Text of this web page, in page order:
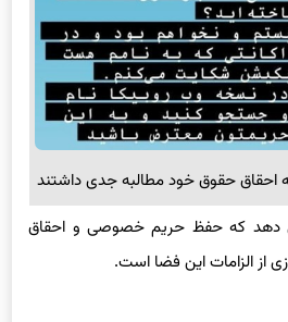
احقاق حقوق خود مطالبه جدی داشتند
دهد که حفظ حریم خصوصی و احقاق
از الزامات این فضا است.